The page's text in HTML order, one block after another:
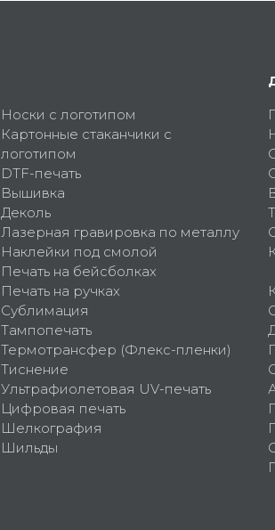
Носки с логотипом
Картонные стаканчики с
логотипом
DTF-печать
Вышивка
Деколь
Лазерная гравировка по металлу
Наклейки под смолой
Печать на бейсболках
Печать на ручках
Сублимация
Тампопечать
Термотрансфер (Флекс-пленки)
Тиснение
Ультрафиолетовая UV-печать
Цифровая печать
Шелкография
Шильды